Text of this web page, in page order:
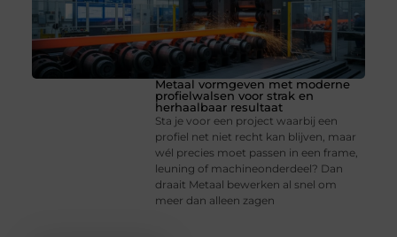
Metaal vormgeven met moderne
profielwalsen voor strak en
herhaalbaar resultaat
Sta je voor een project waarbij een
profiel net niet recht kan blijven, maar
wél precies moet passen in een frame,
leuning of machineonderdeel? Dan
draait Metaal bewerken al snel om
meer dan alleen zagen